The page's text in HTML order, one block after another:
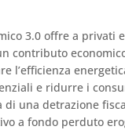
3.0 offre a privati e
contributo
l’efficienza
e ridurre i
di una detrazione
a fondo perduto